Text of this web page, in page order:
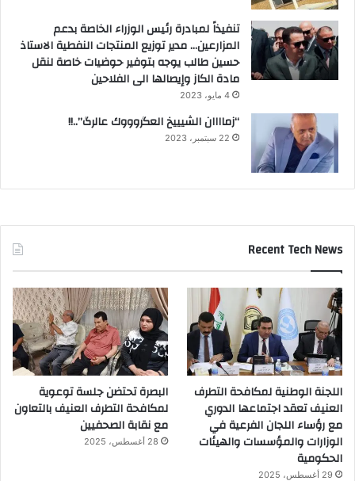
تنفيذاً لمبادرة رئيس الوزراء الخاصة بدعم
المزارعين… مدير توزيع المنتجات النفطية الاستاذ
حسين طالب يوجه بتوفير حوضيات خاصة لنقل
مادة الكاز وإيصالها الى الفلاحين
4 مايو، 2023
“زماااان الشيييخ العگروووك عالرگ”..!!
22 سبتمبر، 2023
Recent Tech News
اللجنة الوطنية لمكافحة التطرف
العنيف تعقد اجتماعها الدوري
مع رؤساء اللجان الفرعية في
الوزارات والمؤسسات والهيئات
الحكومية
29 أغسطس، 2025
البصرة تحتضن جلسة توعوية
لمكافحة التطرف العنيف بالتعاون
مع نقابة الصحفيين
28 أغسطس، 2025